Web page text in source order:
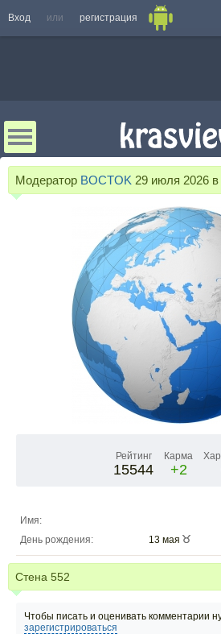
Вход или регистрация
Модератор BOCTOK 29 июля 2026 в
Рейтинг
15544
Карма
+2
Имя:
День рождения:
13 мая
Стена 552
Чтобы писать и оценивать комментарии
зарегистрироваться